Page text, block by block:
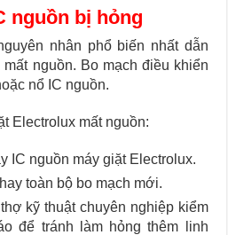
nguồn bị hỏng
nhân phổ biến nhất dẫn
nguồn. Bo mạch điều khiển
nổ IC nguồn.
Electrolux mất nguồn:
IC nguồn máy giặt Electrolux.
toàn bộ bo mạch mới.
kỹ thuật chuyên nghiệp kiểm
để tránh làm hỏng thêm linh